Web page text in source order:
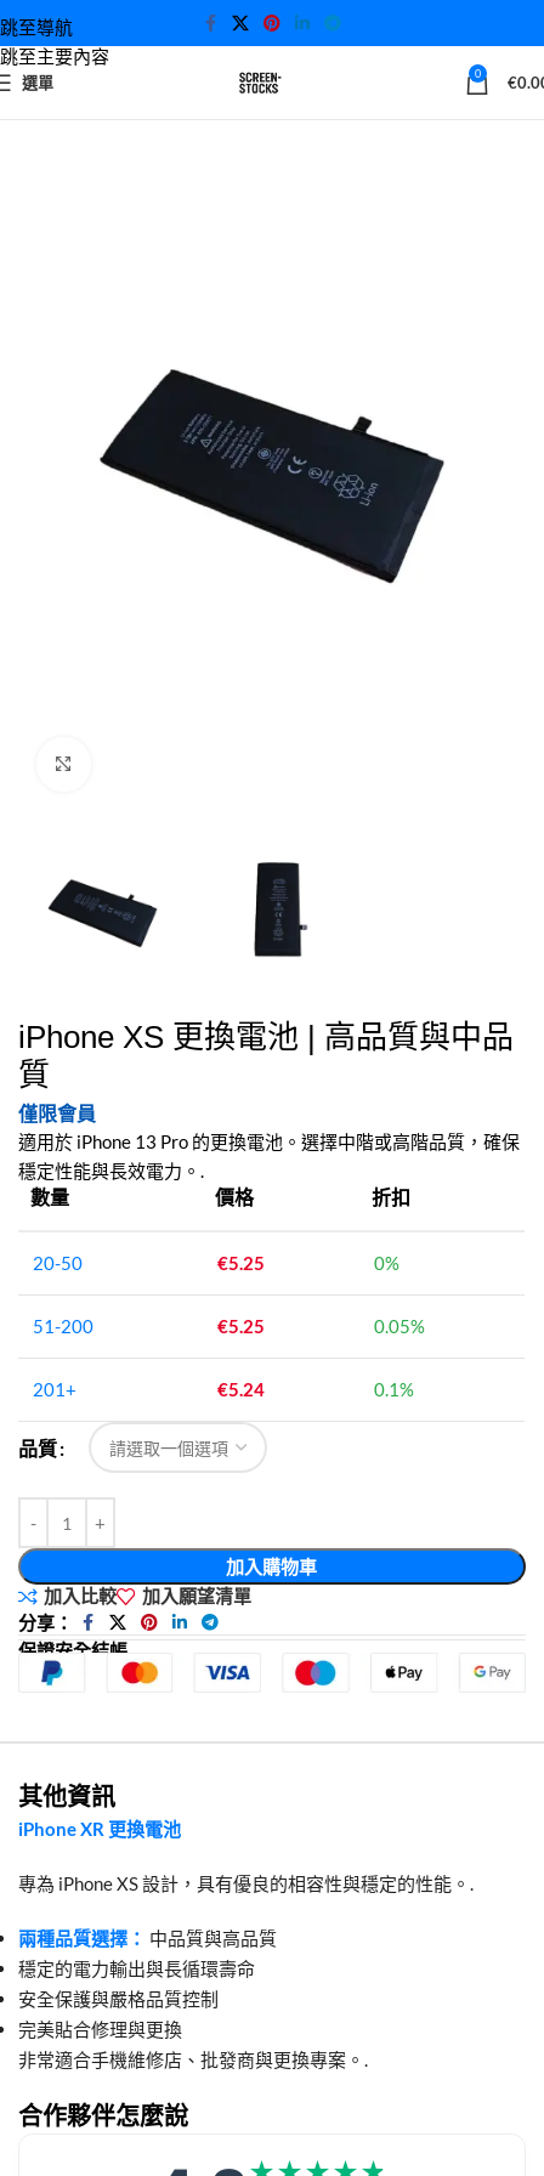
跳至導航
跳至主要內容
選單 0 €
iPhone XS 更換電池 | 高品質與中品
質
僅限會員
適用於 iPhone 13 Pro 的更換電池。選擇中階或高階品質，確保
穩定性能與長效電力。.
數量 價格 折扣
20-50 €5.25 0%
51-200 €5.25 0.05%
201+ €5.24 0.1%
品質
加入購物車
加入比較
加入願望清單
分享：
保證安全結帳
其他資訊
iPhone XR 更換電池
專為 iPhone XS 設計，具有優良的相容性與穩定的性能。.
兩種品質選擇： 中品質與高品質
穩定的電力輸出與長循環壽命
安全保護與嚴格品質控制
完美貼合修理與更換
非常適合手機維修店、批發商與更換專案。.
合作夥伴怎麼說